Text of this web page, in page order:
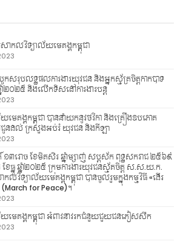
សាកលវិទ្យាល័យមេគង្គកម្ពុជា
កសរុបលទ្ធផលការងារយុវជន និងអ្នកស្ម័គ្រចិត្តកាកបាទ
ាំ២០២៥ និងលើកទិសដៅការងារបន្ត
េគង្គកម្ពុជា បាននាំយកនូវថវិកា និងគ្រឿងឧបភោគ
នដល់ ក្រសួងអប់រំ យុវជន និងកីឡា
១៣រោច ខែមិគសិរ ឆ្នាំម្សាញ់ សប្តស័ក ពុទ្ធសករាជ ២៥៦៩
ខែធ្នូ ឆ្នាំ២០២៥ ក្រុមការងារយុវជនស្ម័គចិត្ត ស.ស.យ.ក.
លវិទ្យាល័យមេគង្គកម្ពុជា បានចូលរួមក្នុងកម្មវិធី «ដើរ
(March for Peace)។
មេគង្គកម្ពុជា អំពាវនាវរកជំនួយជួយជនភៀសសឹក